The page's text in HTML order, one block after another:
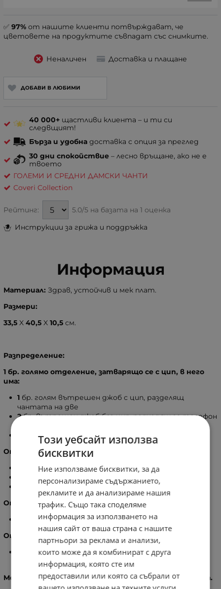
✅ 97% от нашите клиенти потвърждават, че
цветовете на продуктите съвпадат със снимките.
Неналичен Доставка и плащане
Инструкции за грижа и поддръжка
ДОБАВИ В ЛЮБИМИ
40 000+ щастливи клиента – и ти си
следвщият!
Бърза и удобна доставка с опция за преглед
30 дни спокойствие – лесно връщане, ако не е
твоето
ГОЛЕМИ И СРЕДНИ ДАМСКИ ЧАНТИ
Coveri Collection
Рейтинг: 5.0/5 на базата на 1 оценка
Информация
Материал: Здрав, устойчив и мек плат.
Размери:
33,5 X 40,5 X 10,5 см.
Разпределение:
1 бр. голямо отделение, затварящо се с цип, в него
има:
1 бр. голям вътрешен джоб с цип, разделящ
чантата на две
2бр. вътрешен джоб без цип, подходящ за телефон
бр. вътрешен джоб с цип
Отпред на чантата:
бр. голям външен джоб с цип
бр. външен джоб, затварящ се с велкро
Отзад на чантата:
бр. външен джоб с цип
Отстрани на чантата:
бр. външен джоб без цип
Моделът се предлага с дълга, регулираща се дръжка.
Този уебсайт използва
бисквитки
Ние използваме бисквитки, за да
персонализираме съдържанието,
рекламите и да анализираме нашия
трафик. Също така споделяме
информация за използването на
нашия сайт от ваша страна с нашите
партньори за реклама и анализи,
които може да я комбинират с друга
информация, която сте им
предоставили или която са събрали от